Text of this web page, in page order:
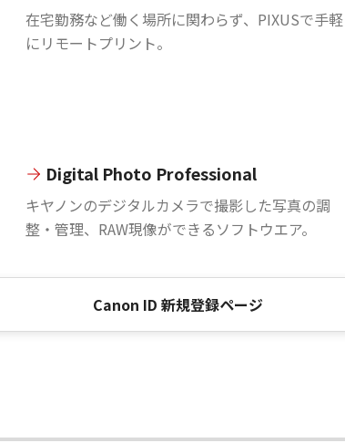
在宅勤務など働く場所に関わらず、PIXUSで手軽
にリモートプリント。
Digital Photo Professional
キヤノンのデジタルカメラで撮影した写真の調
整・管理、RAW現像ができるソフトウエア。
Canon ID 新規登録ページ